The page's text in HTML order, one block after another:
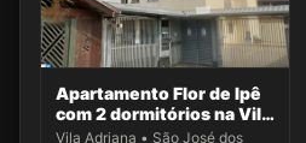
Apartamento Flor de Ipê
com 2 dormitórios na Vila
Adriana
Vila Adriana • São José dos